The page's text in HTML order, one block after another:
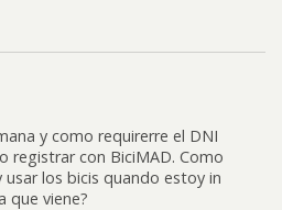
y como requirerre el DNI
registrar con BiciMAD. Como
los bicis quando estoy in
que viene?